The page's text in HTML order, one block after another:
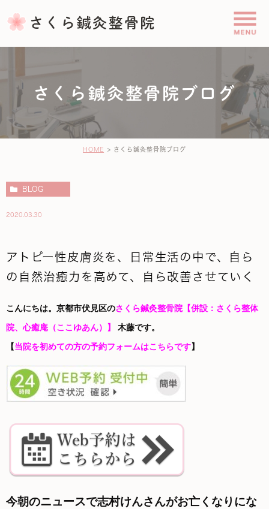
さくら鍼灸整骨院ブログ
HOME さくら鍼灸整骨院ブログ
BLOG
2020.03.30
アトピー性皮膚炎を、日常生活の中で、自ら
の自然治癒力を高めて、自ら改善させていく
こんにちは。京都市伏見区のさくら鍼灸整骨院【併設：さくら整体
院、心癒庵（ここゆあん）】
木藤です。
【当院を初めての方の予約フォームはこちらです】
今朝のニュースで志村けんさんがお亡くなりにな